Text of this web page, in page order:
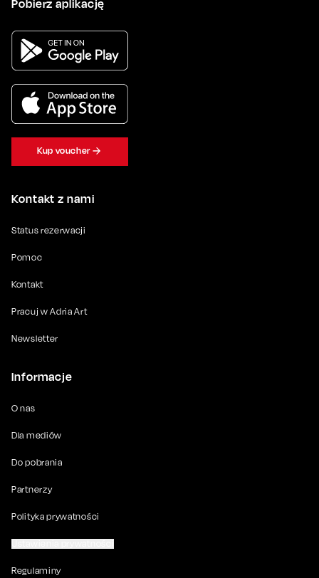
Kontakt z nami
Status rezerwacji
Pomoc
Kontakt
Pracuj w Adria Art
Newsletter
Informacje
O nas
Dla mediów
Do pobrania
Partnerzy
Polityka prywatności
Regulaminy
Pobierz aplikację
Kup voucher